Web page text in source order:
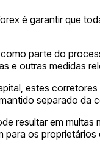
é garantir que
parte do
e outras medidas
estes
separado da
resultar em
para os